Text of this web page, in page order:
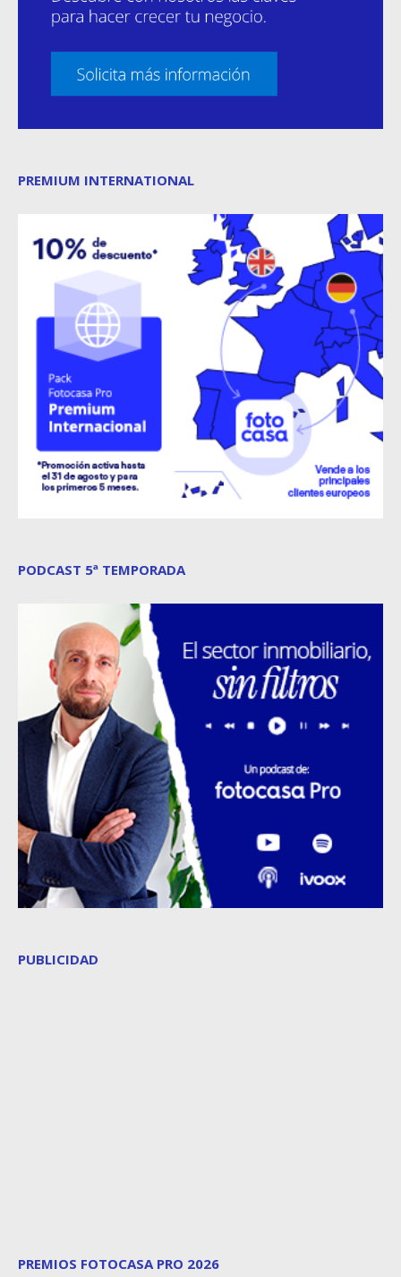
PREMIUM INTERNATIONAL
PODCAST 5ª TEMPORADA
PUBLICIDAD
PREMIOS FOTOCASA PRO 2026